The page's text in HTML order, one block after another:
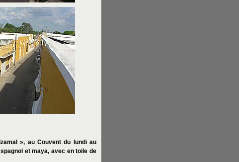
», au Couvent du lundi au
et maya, avec en toile de